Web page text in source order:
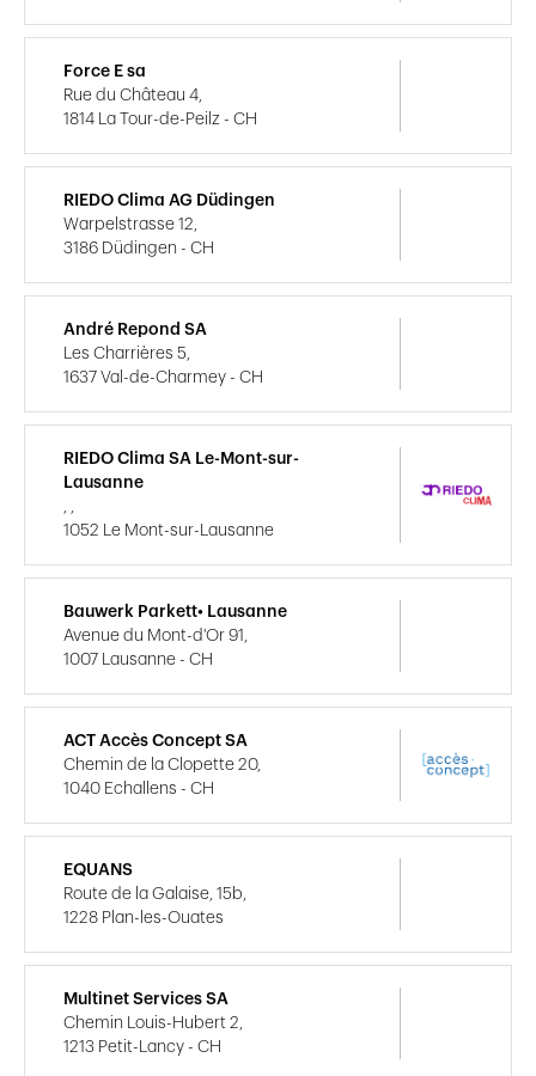
Force E sa
Rue du Château 4,
1814 La Tour-de-Peilz - CH
RIEDO Clima AG Düdingen
Warpelstrasse 12,
3186 Düdingen - CH
André Repond SA
Les Charrières 5,
1637 Val-de-Charmey - CH
RIEDO Clima SA Le-Mont-sur-
Lausanne
, ,
1052 Le Mont-sur-Lausanne
Bauwerk Parkett• Lausanne
Avenue du Mont-d'Or 91,
1007 Lausanne - CH
ACT Accès Concept SA
Chemin de la Clopette 20,
1040 Echallens - CH
EQUANS
Route de la Galaise, 15b,
1228 Plan-les-Ouates
Multinet Services SA
Chemin Louis-Hubert 2,
1213 Petit-Lancy - CH